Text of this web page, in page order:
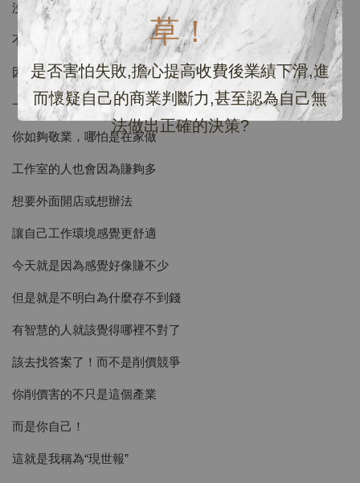
草！
是否害怕失敗,擔心提高收費後業績下滑,進
而懷疑自己的商業判斷力,甚至認為自己無
法做出正確的決策?
沒有看到他改善什麼生活品質？
不要覺得我膚淺說這些！
因為人性就是這樣，你賺足夠的錢
一定會想要改善的就是生活品質
你如夠敬業，哪怕是在家做
工作室的人也會因為賺夠多
想要外面開店或想辦法
讓自己工作環境感覺更舒適
今天就是因為感覺好像賺不少
但是就是不明白為什麼存不到錢
有智慧的人就該覺得哪裡不對了
該去找答案了！而不是削價競爭
你削價害的不只是這個產業
而是你自己！
這就是我稱為“現世報”